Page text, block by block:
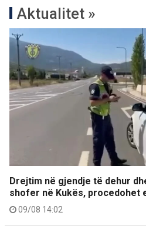
Aktualitet »
Drejtim në gjendje të dehur
shofer në Kukës, procedohet
09/08 14:02